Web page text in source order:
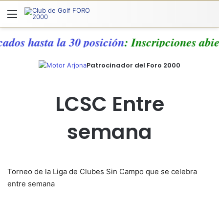
Menú
hasta la 30 posición: Inscripciones
Patrocinador del Foro 2000
LCSC Entre
semana
Torneo de la Liga de Clubes Sin Campo que se celebra
entre semana